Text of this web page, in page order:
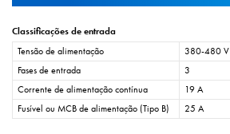
Classificações de entrada
Tensão de alimentação
380-480 V
Fases de entrada
3
Corrente de alimentação contínua
19 A
Fusível ou MCB de alimentação (Tipo B)
25 A